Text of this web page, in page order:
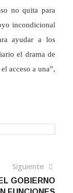
no quita para
incondicional
ayudar a los
el drama de
acceso a una”,
Siguiente
EL GOBIERNO